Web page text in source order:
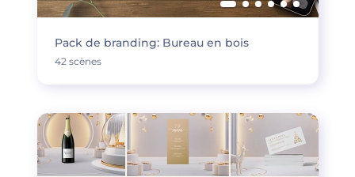
Pack de branding: Bureau en bois
42 scènes